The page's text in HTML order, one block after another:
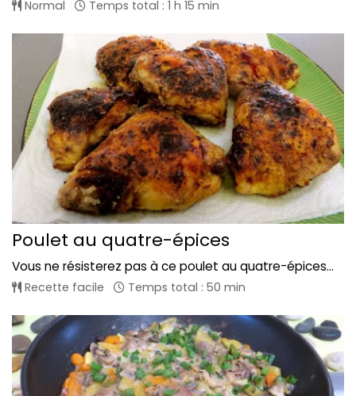
Normal Temps total : 1 h 15 min
Poulet au quatre-épices
Vous ne résisterez pas à ce poulet au quatre-épices...
Recette facile Temps total : 50 min